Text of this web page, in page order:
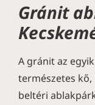
Gránit
A gránit az
természetes
beltéri